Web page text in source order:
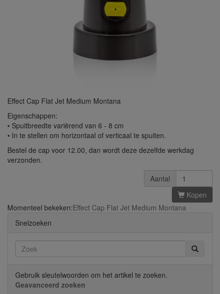
Effect Cap Flat Jet Medium Montana
Eigenschappen:
• Spuitbreedte variërend van 6 - 8 cm
• In te stellen om horizontaal of verticaal te spuiten.
Bestel de cap voor 12.00, dan wordt deze dezelfde werkdag
verzonden.
Aantal
Kopen
Momenteel bekeken:Effect Cap Flat Jet Medium Montana
Snelzoeken
Gebruik sleutelwoorden om het artikel te zoeken.
Geavanceerd zoeken